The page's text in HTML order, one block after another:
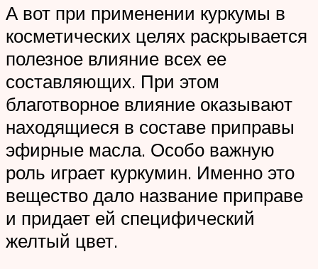
А вот при применении куркумы в
косметических целях раскрывается
полезное влияние всех ее
составляющих. При этом
благотворное влияние оказывают
находящиеся в составе приправы
эфирные масла. Особо важную
роль играет куркумин. Именно это
вещество дало название приправе
и придает ей специфический
желтый цвет.